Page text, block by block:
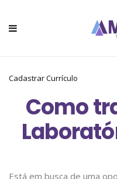
Cadastrar Currículo
Como
Está em busca de uma